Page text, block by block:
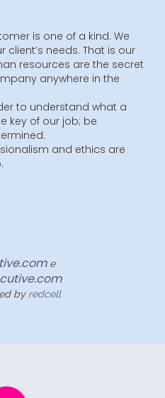
is one of a kind. We
needs. That is our
resources are the secret
anywhere in the
to understand what a
key of our job; be
and ethics are
e
by redcell